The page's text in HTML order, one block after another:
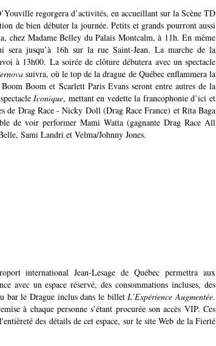
regorgera d’activités, en accueillant sur la Scène TD
de bien débuter la journée. Petits et grands pourront aussi
chez Madame Belley du Palais Montcalm, à 11h. En même
sera jusqu’à 16h sur la rue Saint-Jean. La marche de la
à 13h00. La soirée de clôture débutera avec un spectacle
suivra, où le top de la drague de Québec enflammera la
Boom et Scarlett Paris Evans seront entre autres de la
Iconique, mettant en vedette la francophonie d’ici et
de Drag Race - Nicky Doll (Drag Race France) et Rita Baga
de voir performer Mami Watta (gagnante Drag Race All
Sami Landri et Velma/Johnny Jones.
international Jean-Lesage de Québec permettra aux
avec un espace réservé, des consommations incluses, des
bar le Drague inclus dans le billetL’Expérience Augmentée.
à chaque personne s’étant procurée son accès VIP. Ces
des détails de cet espace, sur le site Web de la Fierté